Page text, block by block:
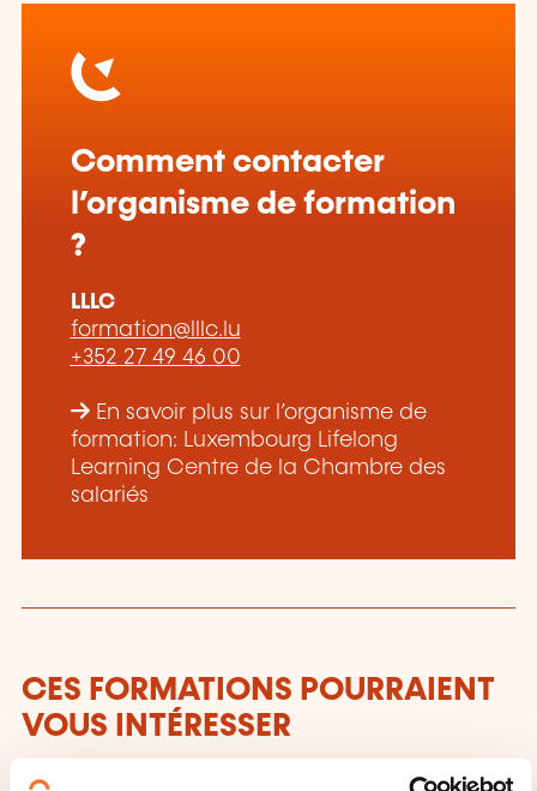
Comment contacter
l’organisme de formation
?
LLLC
formation@lllc.lu
+352 27 49 46 00
En savoir plus sur l’organisme de
formation: Luxembourg Lifelong
Learning Centre de la Chambre des
salariés
CES FORMATIONS POURRAIENT
VOUS INTÉRESSER